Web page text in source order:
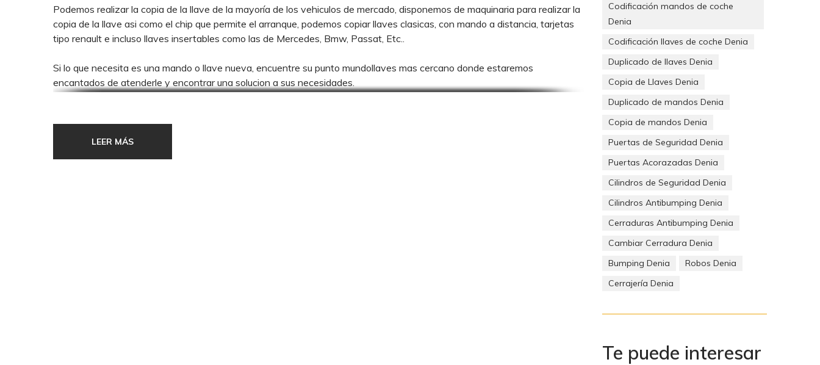
Podemos realizar la copia de la llave de la mayoría de los vehiculos de mercado, disponemos de maquinaria para realizar la
copia de la llave asi como el chip que permite el arranque, podemos copiar llaves clasicas, con mando a distancia, tarjetas
tipo renault e incluso llaves insertables como las de Mercedes, Bmw, Passat, Etc..
Si lo que necesita es una mando o llave nueva, encuentre su punto mundollaves mas cercano donde estaremos
encantados de atenderle y encontrar una solucion a sus necesidades.
Un transpondedor o transponder es un tipo de dispositivo utilizado en telecomunicaciones. Su nombre
LEER MÁS
Codificación mandos de coche
Denia
Codificación llaves de coche Denia
Duplicado de llaves Denia
Copia de Llaves Denia
Duplicado de mandos Denia
Copia de mandos Denia
Puertas de Seguridad Denia
Puertas Acorazadas Denia
Cilindros de Seguridad Denia
Cilindros Antibumping Denia
Cerraduras Antibumping Denia
Cambiar Cerradura Denia
Bumping Denia
Robos Denia
Cerrajería Denia
Te puede interesar